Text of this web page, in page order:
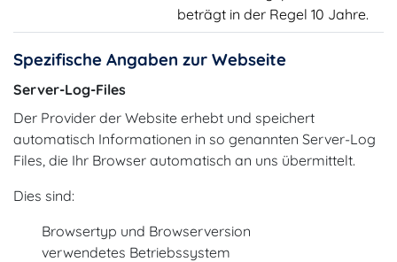
beträgt in der Regel 10 Jahre.
Spezifische Angaben zur Webseite
Server-Log-Files
Der Provider der Website erhebt und speichert
automatisch Informationen in so genannten Server-Log
Files, die Ihr Browser automatisch an uns übermittelt.
Dies sind:
Browsertyp und Browserversion
verwendetes Betriebssystem